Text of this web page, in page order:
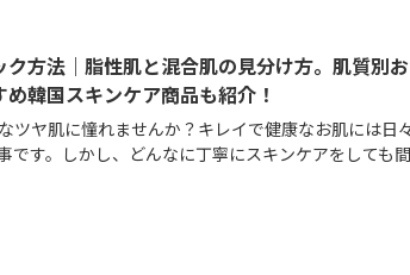
方法｜脂性肌と混合肌の見分け方。肌質別
め韓国スキンケア商品も紹介！
ツヤ肌に憧れませんか？キレイで健康なお肌には日
です。しかし、どんなに丁寧にスキンケアをしても